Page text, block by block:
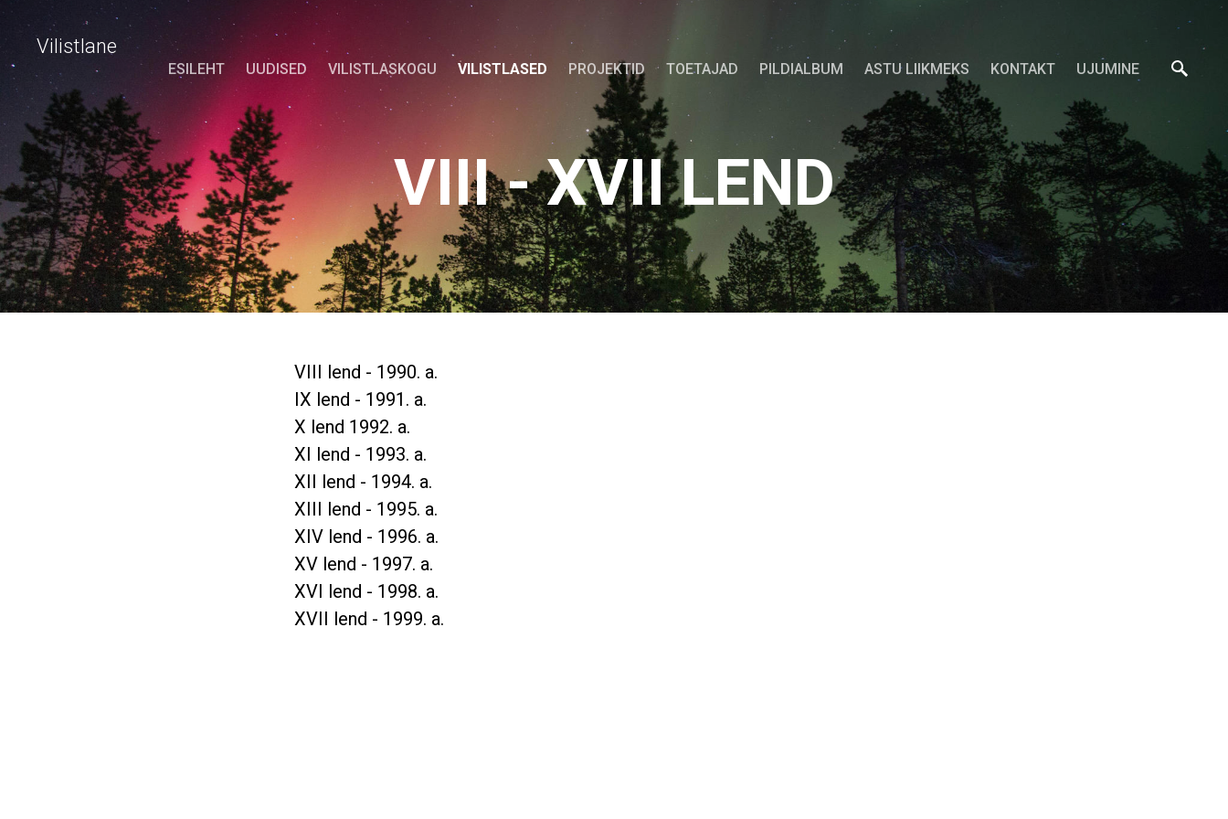
Vilistlane
ESILEHT UUDISED VILISTLASKOGU VILISTLASED PROJEKTID TOETAJAD PILDIALBUM ASTU LIIKMEKS KONTAKT UJUMINE
VIII - XVII LEND
VIII lend - 1990. a.
IX lend - 1991. a.
X lend 1992. a.
XI lend - 1993. a.
XII lend - 1994. a.
XIII lend - 1995. a.
XIV lend - 1996. a.
XV lend - 1997. a.
XVI lend - 1998. a.
XVII lend - 1999. a.